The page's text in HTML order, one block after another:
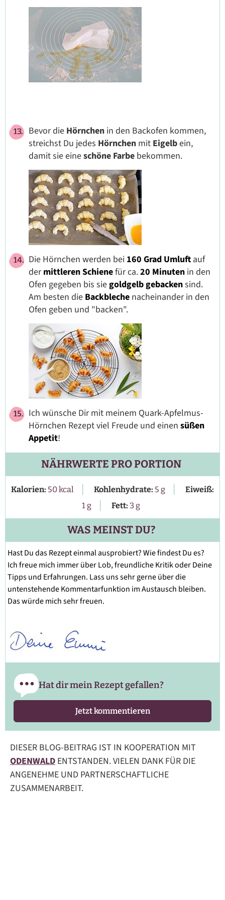
Bevor die Hörnchen in den Backofen kommen,
streichst Du jedes Hörnchen mit Eigelbein,
damit sie eineschöne Farbe bekommen.
Die Hörnchen werden bei 160 Grad Umluft auf
dermittleren Schienefür ca.20 Minuten in den
Ofen gegeben bis sie goldgelb gebackensind.
Am besten die Backbleche nacheinander in den
Ofen geben und "backen".
Ich wünsche Dir mit meinem Quark-Apfelmus-
Hörnchen Rezept viel Freude und einen süßen
Appetit!
NÄHRWERTE PRO PORTION
Kalorien: 50kcal | Kohlenhydrate: 5 g |
Eiweiß:
1 g | Fett: 3 g
WAS MEINST DU?
Hast Du das Rezept einmal ausprobiert? Wie findest Du es?
Ich freue mich immer über Lob, freundliche Kritik oder Deine
Tipps und Erfahrungen. Lass uns sehr gerne über die
untenstehende Kommentarfunktion im Austausch bleiben.
Das würde mich sehr freuen.
Hat dir mein Rezept gefallen?
Jetzt kommentieren
DIESER BLOG-BEITRAG IST IN KOOPERATION MIT
ODENWALD ENTSTANDEN. VIELEN DANK FÜR DIE
ANGENEHME UND PARTNERSCHAFTLICHE
ZUSAMMENARBEIT.